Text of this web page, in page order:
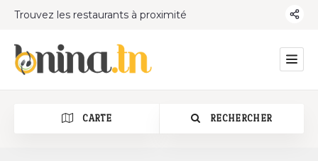
Trouvez les restaurants à proximité
CARTE RECHERCHER